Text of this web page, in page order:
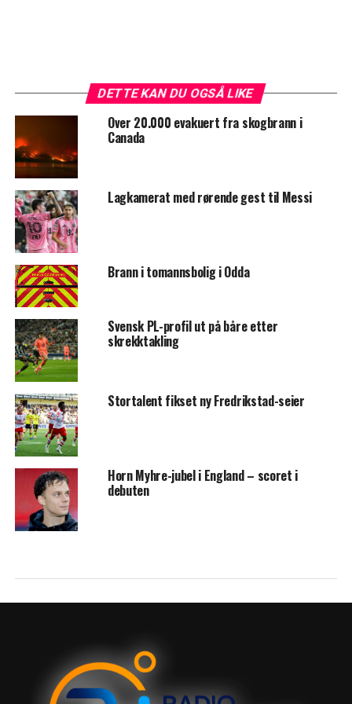
DETTE KAN DU OGSÅ LIKE
Over 20.000 evakuert fra skogbrann i
Canada
Lagkamerat med rørende gest til Messi
Brann i tomannsbolig i Odda
Svensk PL-profil ut på båre etter
skrekktakling
Stortalent fikset ny Fredrikstad-seier
Horn Myhre-jubel i England – scoret i
debuten